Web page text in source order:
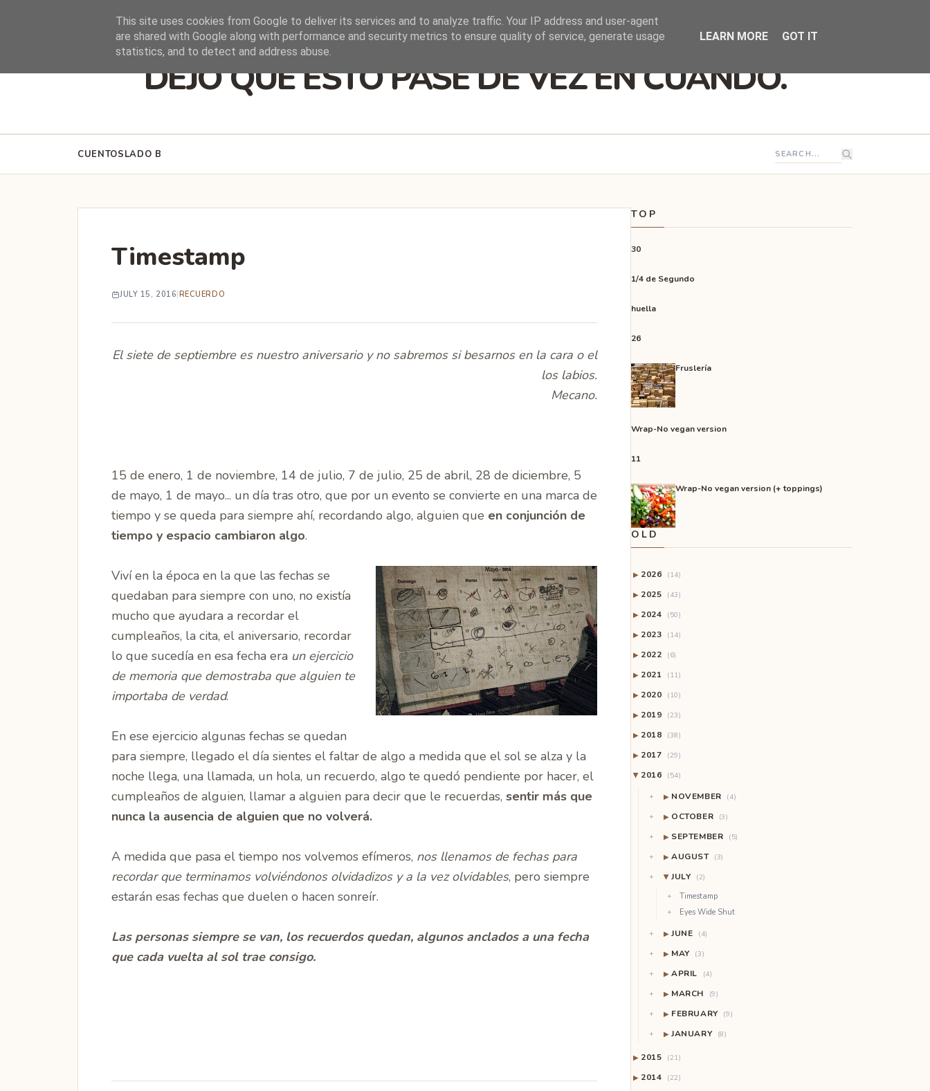
DEJO QUE ESTO PASE DE VEZ EN CUANDO.
CUENTOSLADO B
Timestamp
JULY 15, 2016 RECUERDO
El siete de septiembre es nuestro aniversario y no sabremos si besarnos en la cara o el
los labios.
Mecano.
15 de enero, 1 de noviembre, 14 de julio, 7 de julio, 25 de abril, 28 de diciembre, 5
de mayo, 1 de mayo... un día tras otro, que por un evento se convierte en una marca de
tiempo y se queda para siempre ahí, recordando algo, alguien que en conjunción de
tiempo y espacio cambiaron algo.
Viví en la época en la que las fechas se
quedaban para siempre con uno, no existía
mucho que ayudara a recordar el
cumpleaños, la cita, el aniversario, recordar
lo que sucedía en esa fecha era un ejercicio
de memoria que demostraba que alguien te
importaba de verdad.
En ese ejercicio algunas fechas se quedan
para siempre, llegado el día sientes el faltar de algo a medida que el sol se alza y la
noche llega, una llamada, un hola, un recuerdo, algo te quedó pendiente por hacer, el
cumpleaños de alguien, llamar a alguien para decir que le recuerdas, sentir más que
nunca la ausencia de alguien que no volverá.
A medida que pasa el tiempo nos volvemos efímeros, nos llenamos de fechas para
recordar que terminamos volviéndonos olvidadizos y a la vez olvidables, pero siempre
estarán esas fechas que duelen o hacen sonreír.
Las personas siempre se van, los recuerdos quedan, algunos anclados a una fecha
que cada vuelta al sol trae consigo.
TOP
30
1/4 de Segundo
huella
26
Fruslería
Wrap-No vegan version
11
Wrap-No vegan version (+ toppings)
OLD
▶ 2026 (14)
▶ 2025 (43)
▶ 2024 (50)
▶ 2023 (14)
▶ 2022 (6)
▶ 2021 (11)
▶ 2020 (10)
▶ 2019 (23)
▶ 2018 (38)
▶ 2017 (29)
▶ 2016 (54)
▶ NOVEMBER (4)
▶ OCTOBER (3)
▶ SEPTEMBER (5)
▶ AUGUST (3)
▶ JULY (2)
Timestamp
Eyes Wide Shut
▶ JUNE (4)
▶ MAY (3)
▶ APRIL (4)
▶ MARCH (9)
▶ FEBRUARY (9)
▶ JANUARY (8)
▶ 2015 (21)
▶ 2014 (22)
This site uses cookies from Google to deliver its services and to analyze traffic. Your IP address and user-agent
are shared with Google along with performance and security metrics to ensure quality of service, generate usage
statistics, and to detect and address abuse.
LEARN MORE GOT IT